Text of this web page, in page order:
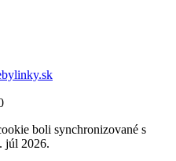
boli synchronizované s
júl 2026.